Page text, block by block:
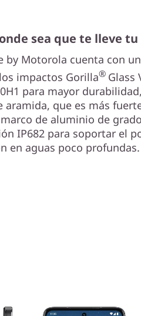
sea que te lleve
by Motorola cuenta con
impactos Gorilla® Glass
para mayor
que es más
de aluminio de
IP682 para soportar el
en aguas poco profundas.